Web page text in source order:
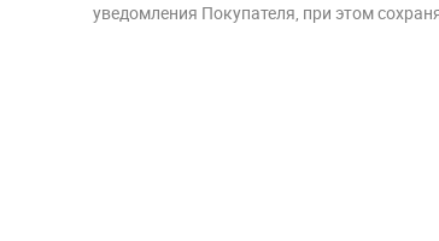
уведомления Покупателя, при этом